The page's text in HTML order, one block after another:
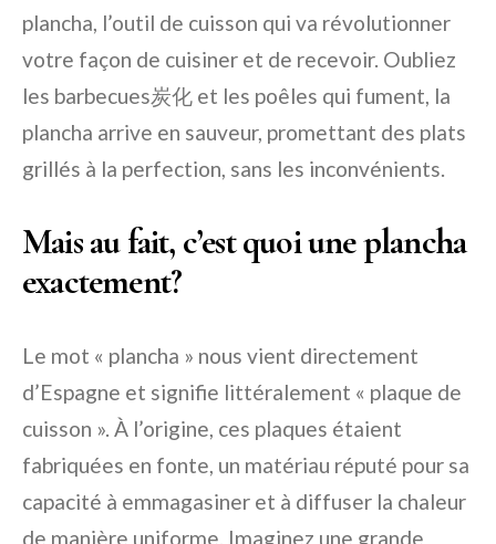
plancha, l’outil de cuisson qui va révolutionner
votre façon de cuisiner et de recevoir. Oubliez
les barbecues炭化 et les poêles qui fument, la
plancha arrive en sauveur, promettant des plats
grillés à la perfection, sans les inconvénients.
Mais au fait, c’est quoi une plancha
exactement?
Le mot « plancha » nous vient directement
d’Espagne et signifie littéralement « plaque de
cuisson ». À l’origine, ces plaques étaient
fabriquées en fonte, un matériau réputé pour sa
capacité à emmagasiner et à diffuser la chaleur
de manière uniforme. Imaginez une grande